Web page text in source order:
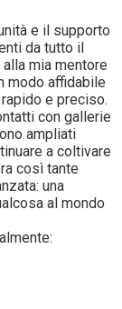
e il supporto
da tutto il
mia mentore
modo affidabile
e preciso.
con gallerie
ampliati
a coltivare
così tante
una
al mondo